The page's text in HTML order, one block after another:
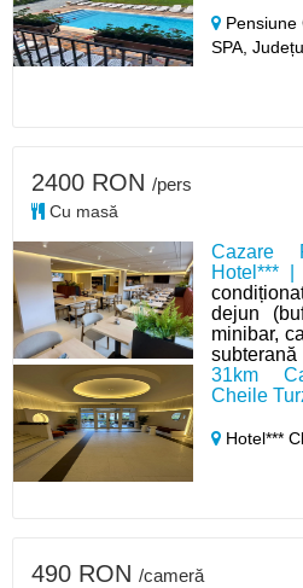
SPA,
Cazare
Hotel*** |
dejun
minibar,
31km
Cheile
Hotel***
2400 RON /pers
Cu masă
490 RON /cameră